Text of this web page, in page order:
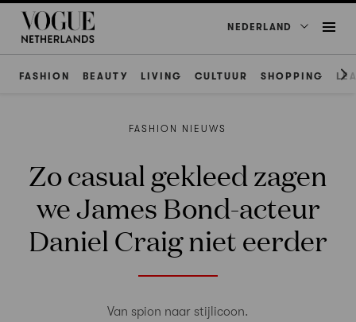
NEDERLAND
FASHION BEAUTY LIVING CULTUUR SHOPPING
FASHION NIEUWS
Zo casual gekleed zagen
we James Bond-acteur
Daniel Craig niet eerder
Van spion naar stijlicoon.